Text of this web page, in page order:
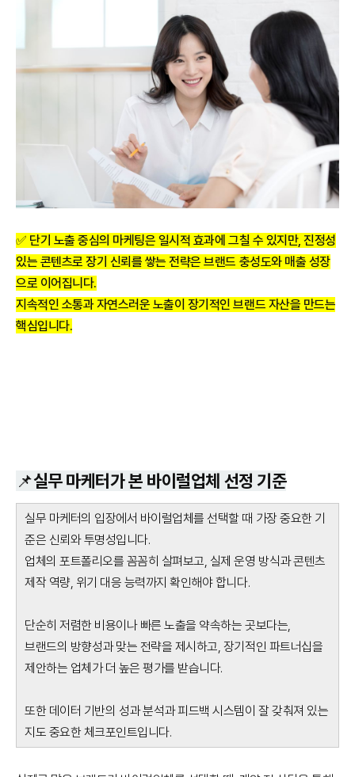
✅ 단기 노출 중심의 마케팅은 일시적 효과에 그칠 수 있지만, 진정성
있는 콘텐츠로 장기 신뢰를 쌓는 전략은 브랜드 충성도와 매출 성장
으로 이어집니다.
지속적인 소통과 자연스러운 노출이 장기적인 브랜드 자산을 만드는
핵심입니다.
📌실무 마케터가 본 바이럴업체 선정 기준
실무 마케터의 입장에서 바이럴업체를 선택할 때 가장 중요한 기
준은 신뢰와 투명성입니다.
업체의 포트폴리오를 꼼꼼히 살펴보고, 실제 운영 방식과 콘텐츠
제작 역량, 위기 대응 능력까지 확인해야 합니다.
단순히 저렴한 비용이나 빠른 노출을 약속하는 곳보다는,
브랜드의 방향성과 맞는 전략을 제시하고, 장기적인 파트너십을
제안하는 업체가 더 높은 평가를 받습니다.
또한 데이터 기반의 성과 분석과 피드백 시스템이 잘 갖춰져 있는
지도 중요한 체크포인트입니다.